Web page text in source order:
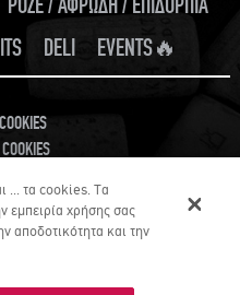
DELI EVENTS🔥
... τα cookies. Τα
εμπειρία χρήσης σας
αποδοτικότητα και την